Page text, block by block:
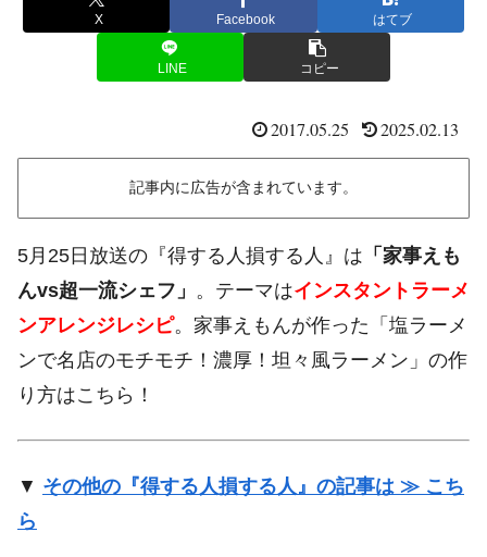
X Facebook はてブ
LINE コピー
2017.05.25 2025.02.13
記事内に広告が含まれています。
5月25日放送の『得する人損する人』は 「家事えも
んvs超一流シェフ」 。テーマはインスタントラーメ
ンアレンジレシピ。家事えもんが作った「塩ラーメ
ンで名店のモチモチ！濃厚！坦々風ラーメン」の作
り方はこちら！
▼ その他の『得する人損する人』の記事は ≫ こち
ら